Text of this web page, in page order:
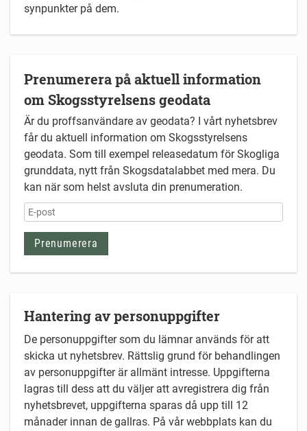
synpunkter på dem.
Prenumerera på aktuell information
om Skogsstyrelsens geodata
Är du proffsanvändare av geodata? I vårt nyhetsbrev
får du aktuell information om Skogsstyrelsens
geodata. Som till exempel releasedatum för Skogliga
grunddata, nytt från Skogsdatalabbet med mera. Du
kan när som helst avsluta din prenumeration.
Hantering av personuppgifter
De personuppgifter som du lämnar används för att
skicka ut nyhetsbrev. Rättslig grund för behandlingen
av personuppgifter är allmänt intresse. Uppgifterna
lagras till dess att du väljer att avregistrera dig från
nyhetsbrevet, uppgifterna sparas då upp till 12
månader innan de gallras. På vår webbplats kan du